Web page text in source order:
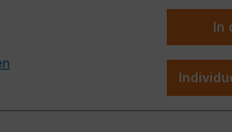
jedes Edge jeder
In